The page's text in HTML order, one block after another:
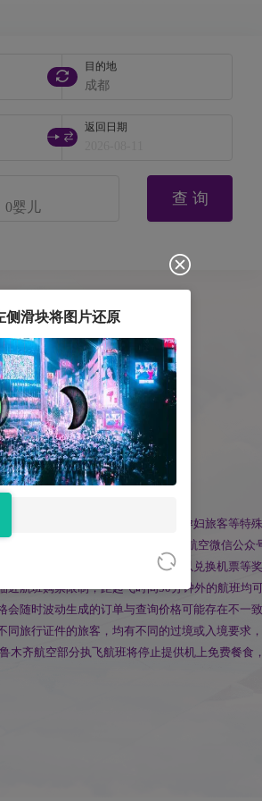
目的地
返回日期
查 询
担架旅客、老年旅客、轮椅旅客、孕妇旅客等
，致电95334、访问乌鲁木齐航空微信公
金鹏俱乐部会员，可累积积分，用以兑换机票等
近航班购票限制，距起飞时间50分钟外的航班
会随时波动生成的订单与查询价格可能存在不一
同旅行证件的旅客，均有不同的过境或入境要
木齐航空部分执飞航班将停止提供机上免费餐
侧滑块将图片还原